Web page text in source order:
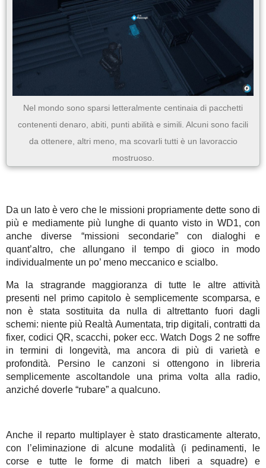
Nel mondo sono sparsi letteralmente centinaia di pacchetti
contenenti denaro, abiti, punti abilità e simili. Alcuni sono facili
da ottenere, altri meno, ma scovarli tutti è un lavoraccio
mostruoso.
Da un lato è vero che le missioni propriamente dette sono di
più e mediamente più lunghe di quanto visto in WD1, con
anche diverse “missioni secondarie” con dialoghi e
quant’altro, che allungano il tempo di gioco in modo
individualmente un po’ meno meccanico e scialbo.
Ma la stragrande maggioranza di tutte le altre attività
presenti nel primo capitolo è semplicemente scomparsa, e
non è stata sostituita da nulla di altrettanto fuori dagli
schemi: niente più Realtà Aumentata, trip digitali, contratti da
fixer, codici QR, scacchi, poker ecc. Watch Dogs 2 ne soffre
in termini di longevità, ma ancora di più di varietà e
profondità. Persino le canzoni si ottengono in libreria
semplicemente ascoltandole una prima volta alla radio,
anziché doverle “rubare” a qualcuno.
Anche il reparto multiplayer è stato drasticamente alterato,
con l’eliminazione di alcune modalità (i pedinamenti, le
corse e tutte le forme di match liberi a squadre) e